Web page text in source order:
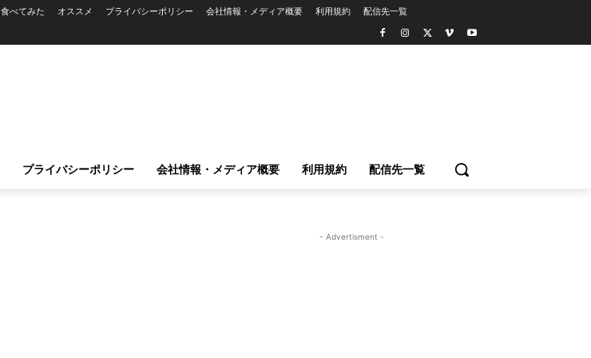
食べてみた オススメ プライバシーポリシー 会社情報・メディア概要 利用規約 配信先一覧
プライバシーポリシー 会社情報・メディア概要 利用規約 配信先一覧
- Advertisment -